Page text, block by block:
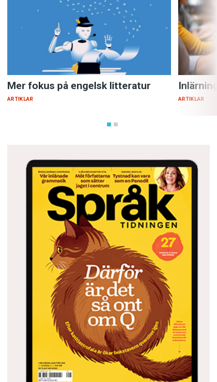
Mer fokus på engelsk litteratur
ARTIKLAR ARTIKLAR